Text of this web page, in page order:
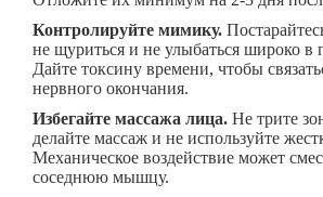
Контролируйте мимику.
не щуриться и не улыбаться широко в
Дайте токсину времени, чтобы
нервного окончания.
Избегайте массажа лица. Не трите
делайте массаж и не используйте
Механическое воздействие может
соседнюю мышцу.